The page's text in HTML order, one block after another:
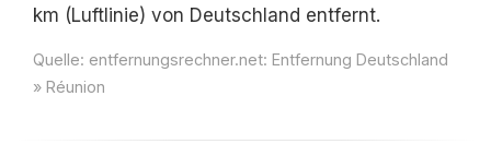
km (Luftlinie) von Deutschland entfernt.
Quelle: entfernungsrechner.net: Entfernung Deutschland
» Réunion